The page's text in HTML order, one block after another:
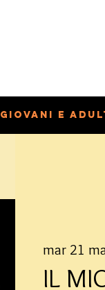
Giovani e
mar 21
IL